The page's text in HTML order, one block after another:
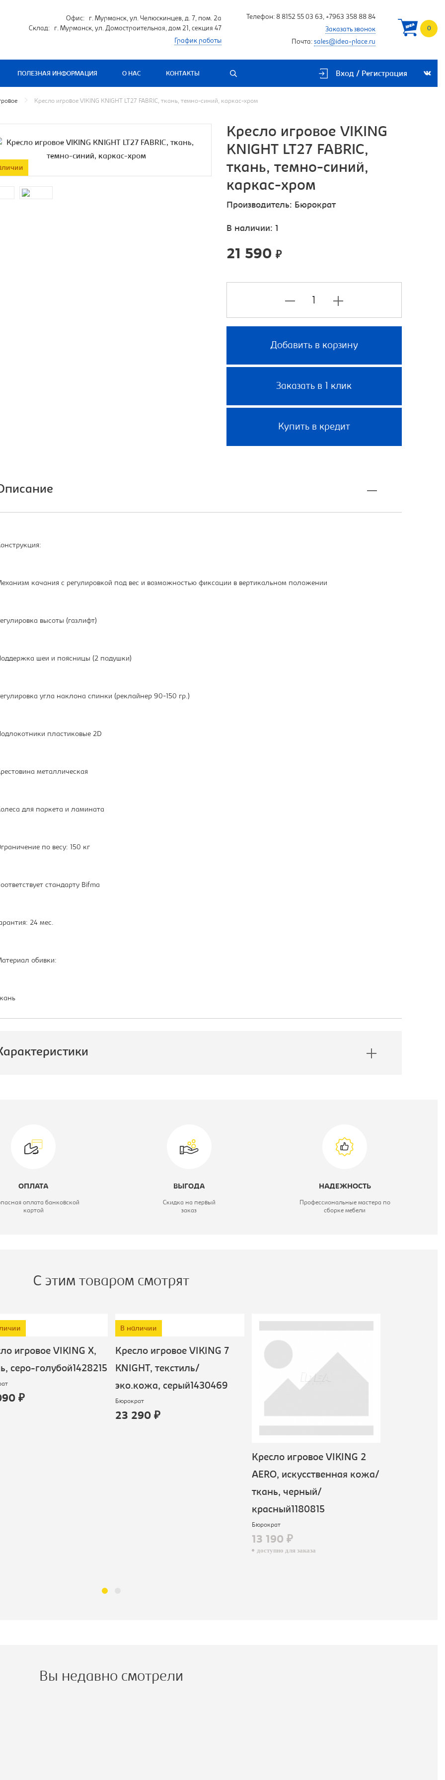
Офис: г. Мурманск, ул. Челюскинцев, д. 7, пом. 2а
Склад: г. Мурманск, ул. Домостроительная, дом 21, секция 47
График работы
Телефон: 8 8152 55 03 63, +7963 358 88 84
Заказать звонок
Почта: sales@idea-place.ru
0
ПОЛЕЗНАЯ ИНФОРМАЦИЯ О НАС КОНТАКТЫ Вход / Регистрация
Кресло игровое VIKING KNIGHT LT27 FABRIC, ткань, темно-синий, каркас-хром
Кресло игровое VIKING
KNIGHT LT27 FABRIC,
ткань, темно-синий,
каркас-хром
Производитель: Бюрократ
В наличии: 1
21 590 ₽
Добавить в корзину
Заказать в 1 клик
Купить в кредит
качания с регулировкой под вес и возможностью фиксации в вертикальном положении
высоты (газлифт)
шеи и поясницы (2 подушки)
угла наклона спинки (реклайнер 90-150 гр.)
пластиковые 2D
металлическая
для паркета и ламината
по весу: 150 кг
стандарту Bifma
24 мес.
обивки:
Цвет материала:
Материал обивки:
ОПЛАТА
оплата банковской
картой
ВЫГОДА
Скидка на первый
заказ
НАДЕЖНОСТЬ
Профессиональные мастера по
сборке мебели
С этим товаром смотрят
игровое VIKING X,
серо-голубой1428215
₽
В наличии
Кресло игровое VIKING 7
KNIGHT, текстиль/
эко.кожа, серый1430469
Бюрократ
23 290 ₽
Кресло игровое VIKING 2
AERO, искусственная кожа/
ткань, черный/
красный1180815
Бюрократ
13 190 ₽
доступно для заказа
Вы недавно смотрели